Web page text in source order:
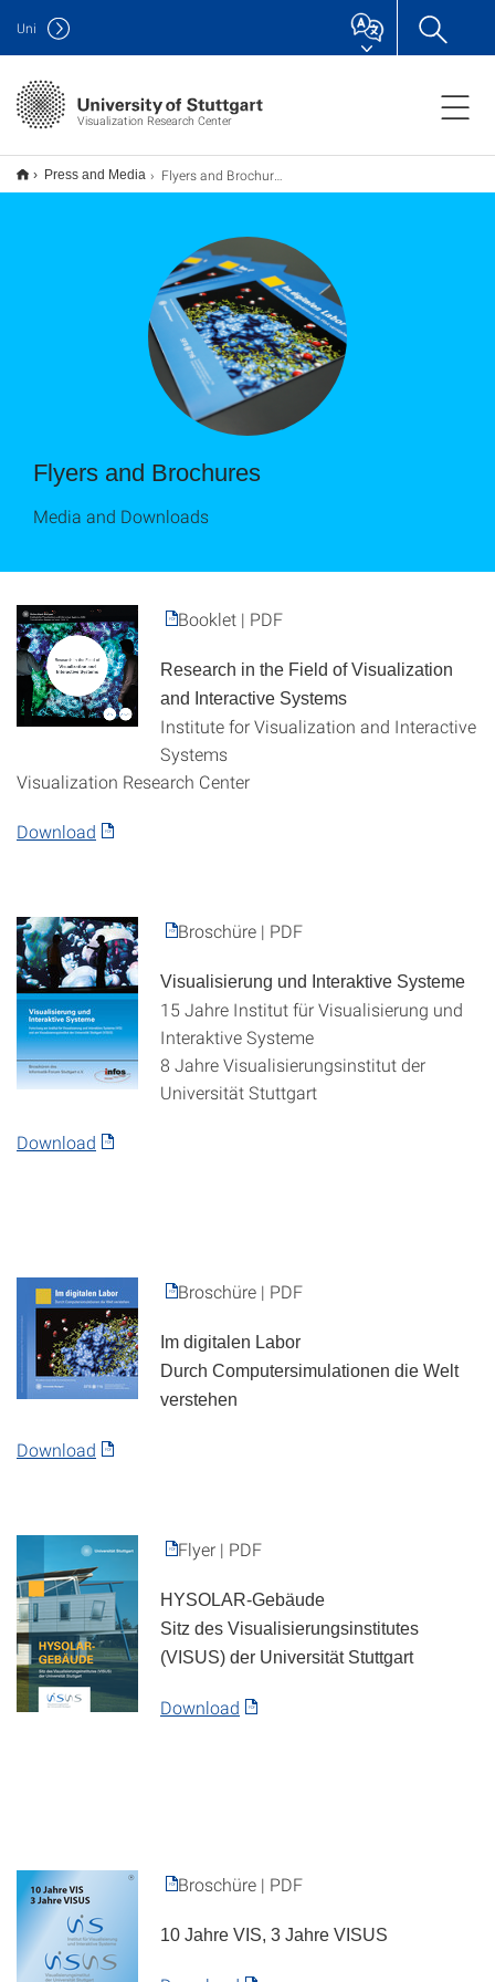
Visualization Research Center
Uni
Press and Media Flyers and Brochures
Flyers and Brochures
Media and Downloads
Booklet | PDF
Research in the Field of Visualization
and Interactive Systems
Institute for Visualization and Interactive
Systems
Visualization Research Center
Download
Broschüre | PDF
Visualisierung und Interaktive Systeme
15 Jahre Institut für Visualisierung und
Interaktive Systeme
8 Jahre Visualisierungsinstitut der
Universität Stuttgart
Download
Broschüre | PDF
Im digitalen Labor
Durch Computersimulationen die Welt
verstehen
Download
Flyer | PDF
HYSOLAR-Gebäude
Sitz des Visualisierungsinstitutes
(VISUS) der Universität Stuttgart
Download
Broschüre | PDF
10 Jahre VIS, 3 Jahre VISUS